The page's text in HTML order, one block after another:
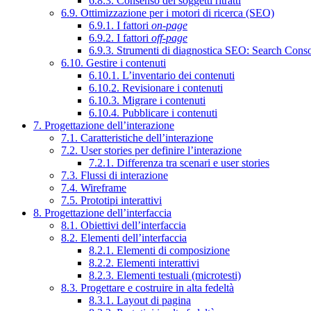
6.9. Ottimizzazione per i motori di ricerca (SEO)
6.9.1. I fattori on-page
6.9.2. I fattori off-page
6.9.3. Strumenti di diagnostica SEO: Search
6.10. Gestire i contenuti
6.10.1. L’inventario dei contenuti
6.10.2. Revisionare i contenuti
6.10.3. Migrare i contenuti
6.10.4. Pubblicare i contenuti
7. Progettazione dell’interazione
7.1. Caratteristiche dell’interazione
7.2. User stories per definire l’interazione
7.2.1. Differenza tra scenari e user stories
7.3. Flussi di interazione
7.4. Wireframe
7.5. Prototipi interattivi
8. Progettazione dell’interfaccia
8.1. Obiettivi dell’interfaccia
8.2. Elementi dell’interfaccia
8.2.1. Elementi di composizione
8.2.2. Elementi interattivi
8.2.3. Elementi testuali (microtesti)
8.3. Progettare e costruire in alta fedeltà
8.3.1. Layout di pagina